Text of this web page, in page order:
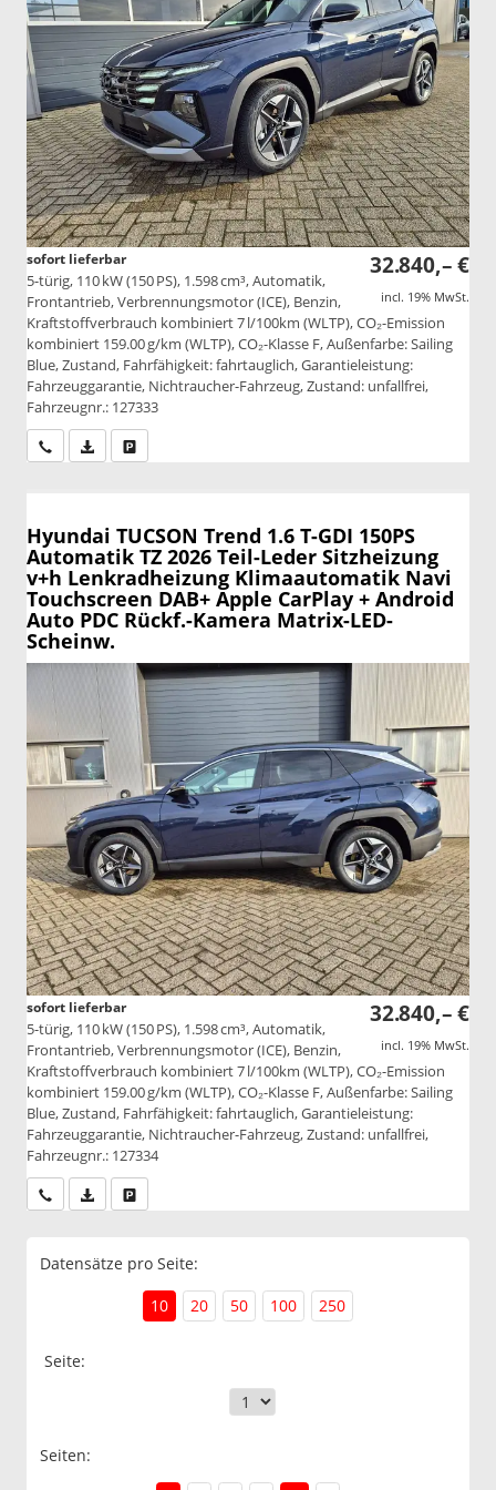
32.840,– €
incl. 19% MwSt.
sofort lieferbar
5-türig, 110 kW (150 PS), 1.598 cm³, Automatik,
Frontantrieb, Verbrennungsmotor (ICE), Benzin,
Kraftstoffverbrauch kombiniert 7 l/100km (WLTP), CO₂-Emission
kombiniert 159.00 g/km (WLTP), CO₂-Klasse F, Außenfarbe: Sailing
Blue, Zustand, Fahrfähigkeit: fahrtauglich, Garantieleistung:
Fahrzeuggarantie, Nichtraucher-Fahrzeug, Zustand: unfallfrei,
Fahrzeugnr.: 127333
Wir rufen Sie anPDF-Datei, Fahrzeugexposé drucken
Hyundai TUCSON Trend 1.6 T-GDI 150PS
Automatik TZ 2026 Teil-Leder Sitzheizung
v+h Lenkradheizung Klimaautomatik Navi
Touchscreen DAB+ Apple CarPlay + Android
Auto PDC Rückf.-Kamera Matrix-LED-
Scheinw.
32.840,– €
incl. 19% MwSt.
sofort lieferbar
5-türig, 110 kW (150 PS), 1.598 cm³, Automatik,
Frontantrieb, Verbrennungsmotor (ICE), Benzin,
Kraftstoffverbrauch kombiniert 7 l/100km (WLTP), CO₂-Emission
kombiniert 159.00 g/km (WLTP), CO₂-Klasse F, Außenfarbe: Sailing
Blue, Zustand, Fahrfähigkeit: fahrtauglich, Garantieleistung:
Fahrzeuggarantie, Nichtraucher-Fahrzeug, Zustand: unfallfrei,
Fahrzeugnr.: 127334
Wir rufen Sie anPDF-Datei, Fahrzeugexposé drucken
Datensätze pro Seite:
10
20 50 100 250
Seite:
Seiten: